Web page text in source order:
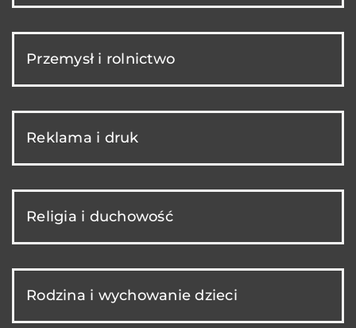
Przemysł i rolnictwo
Reklama i druk
Religia i duchowość
Rodzina i wychowanie dzieci